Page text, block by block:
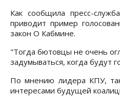
Как сообщила пресс-
приводит пример
закон О Кабмине.
"Тогда бютовцы не очень
задумываться, когда будут
По мнению лидера КПУ,
интересами будущей